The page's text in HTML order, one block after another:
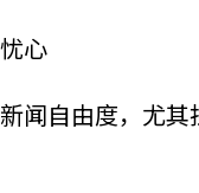
心
自由度，尤其